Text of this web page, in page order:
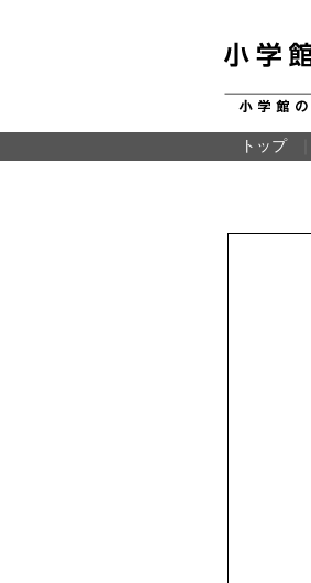
トップ